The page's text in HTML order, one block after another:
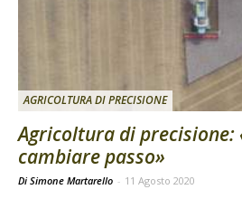
AGRICOLTURA DI PRECISIONE
Agricoltura di precisione:
cambiare passo»
Di Simone Martarello - 11 Agosto 2020